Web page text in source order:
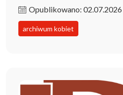
Opublikowano: 02.07.2026
archiwum kobiet